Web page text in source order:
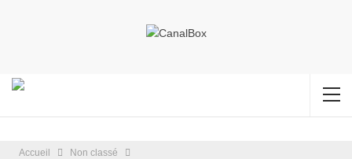
Accueil Non classé